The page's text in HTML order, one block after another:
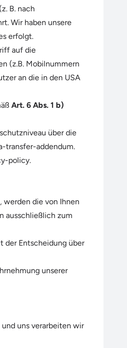
B. nach
Wir haben unsere
erfolgt.
auf die
(z.B. Mobilnummern
an die in den USA
Art. 6 Abs. 1 b)
über die
transfer-addendum.
policy.
werden die von Ihnen
ausschließlich zum
der Entscheidung über
unserer
uns verarbeiten wir